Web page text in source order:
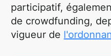
participatif,
de crowdfunding,
vigueur de